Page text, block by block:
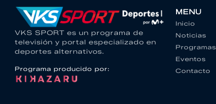
VKS SPORT es un programa de
televisión y portal especializado en
deportes alternativos.
Programa producido por:
MENU
Inicio
Noticias
Programas
Eventos
Contacto